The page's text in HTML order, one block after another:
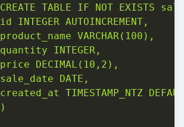
CREATE TABLE IF NOT EXISTS
id INTEGER AUTOINCREMENT,
product_name VARCHAR(100),
quantity INTEGER,
price DECIMAL(10,2),
sale_date DATE,
created_at TIMESTAMP_NTZ
)